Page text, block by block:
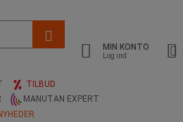
MIN KONTO
Log ind
TILBUD
MANUTAN EXPERT